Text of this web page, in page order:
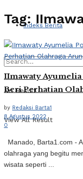
Indeks Berita
No Result
View All Result
Tag:
IImawaty
Beri Perhatian
by Redaksi Barta1
8 Agustus 2022
0
Manado, Barta1.com -
olahraga yang begitu
wisata seperti ...